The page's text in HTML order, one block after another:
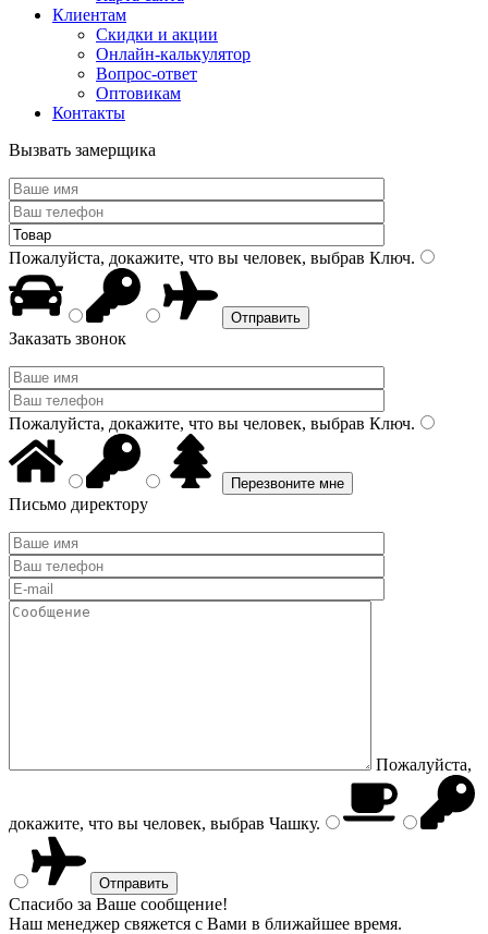
Клиентам
Скидки и акции
Онлайн-калькулятор
Вопрос-ответ
Оптовикам
Контакты
Вызвать замерщика
Пожалуйста, докажите, что вы человек, выбрав Ключ.
Заказать звонок
Пожалуйста, докажите, что вы человек, выбрав Ключ.
Письмо директору
Пожалуйста,
докажите, что вы человек, выбрав Чашку.
Спасибо за Ваше сообщение!
Наш менеджер свяжется с Вами в ближайшее время.